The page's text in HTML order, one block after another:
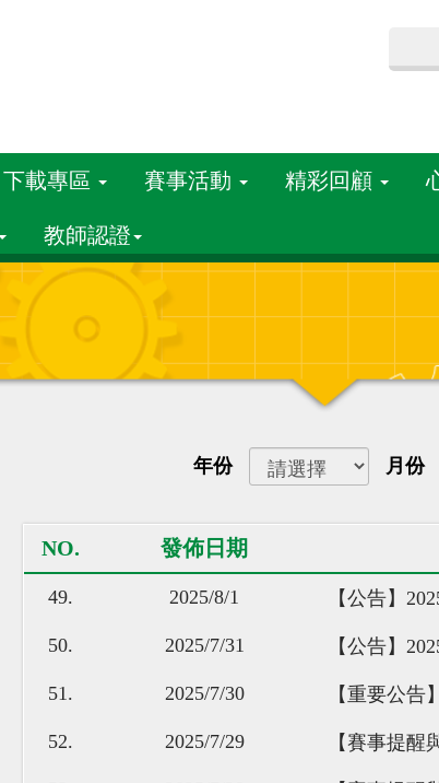
下載專區 賽事活動 精彩回顧
教師認證
年份 月份
NO. 發佈日期
49. 2025/8/1 【公告】
50. 2025/7/31 【公告】
51. 2025/7/30 【重要公告
52. 2025/7/29 【賽事提醒